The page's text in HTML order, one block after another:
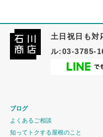
土日祝日も対
ル:03-3785-
ブログ
よくあるご相談
知ってトクする屋根のこと